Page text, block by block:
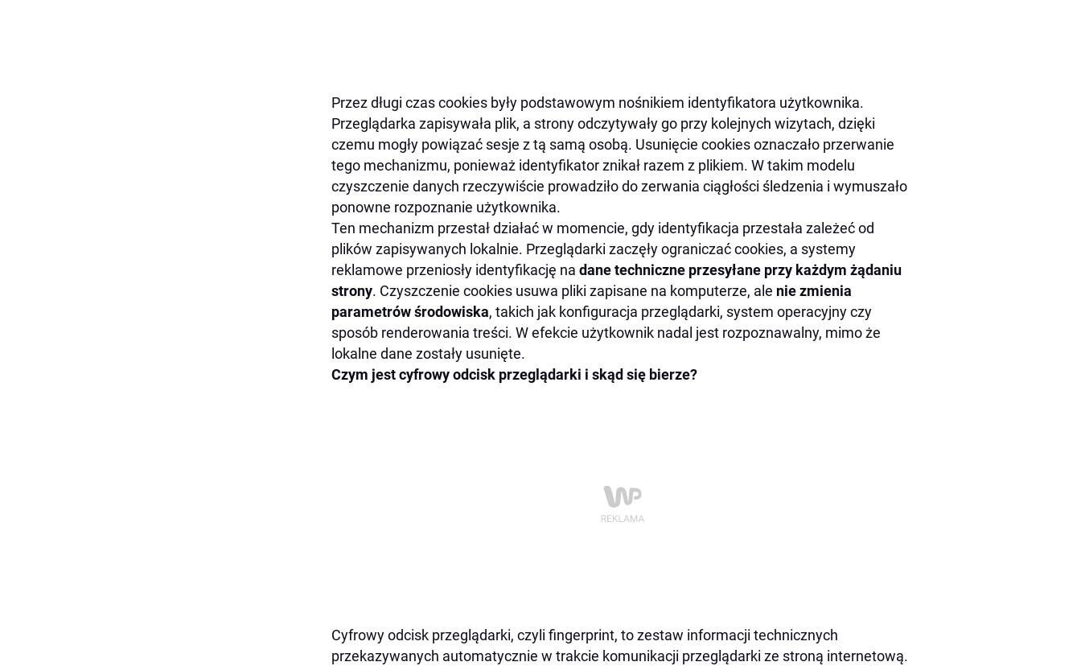
Przez długi czas cookies były podstawowym nośnikiem identyfikatora użytkownika.
Przeglądarka zapisywała plik, a strony odczytywały go przy kolejnych wizytach, dzięki
czemu mogły powiązać sesje z tą samą osobą. Usunięcie cookies oznaczało przerwanie
tego mechanizmu, ponieważ identyfikator znikał razem z plikiem. W takim modelu
czyszczenie danych rzeczywiście prowadziło do zerwania ciągłości śledzenia i wymuszało
ponowne rozpoznanie użytkownika.
Ten mechanizm przestał działać w momencie, gdy identyfikacja przestała zależeć od
plików zapisywanych lokalnie. Przeglądarki zaczęły ograniczać cookies, a systemy
reklamowe przeniosły identyfikację na dane techniczne przesyłane przy każdym żądaniu
strony. Czyszczenie cookies usuwa pliki zapisane na komputerze, ale nie zmienia
parametrów środowiska, takich jak konfiguracja przeglądarki, system operacyjny czy
sposób renderowania treści. W efekcie użytkownik nadal jest rozpoznawalny, mimo że
lokalne dane zostały usunięte.
Czym jest cyfrowy odcisk przeglądarki i skąd się bierze?
Cyfrowy odcisk przeglądarki, czyli fingerprint, to zestaw informacji technicznych
przekazywanych automatycznie w trakcie komunikacji przeglądarki ze stroną internetową.